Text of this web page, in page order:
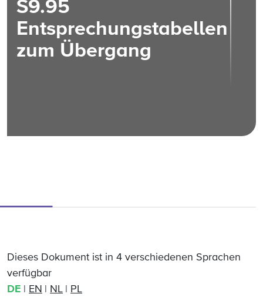
S9.95
Entsprechungstabellen
zum Übergang
Dieses Dokument ist in 4 verschiedenen Sprachen
verfügbar
DE
EN NL PL